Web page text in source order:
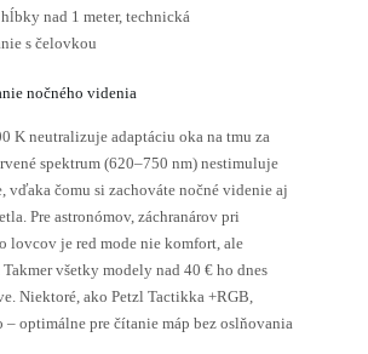
nad 1 meter, technická
s čelovkou
nočného videnia
K neutralizuje adaptáciu oka na tmu za
spektrum (620–750 nm) nestimuluje
čomu si zachováte nočné videnie aj
Pre astronómov, záchranárov pri
lovcov je red mode nie komfort, ale
všetky modely nad 40 € ho dnes
Niektoré, ako Petzl Tactikka +RGB,
optimálne pre čítanie máp bez oslňovania